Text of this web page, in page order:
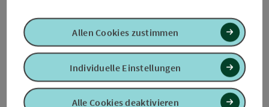
Anreise/Lage
Eignung
BarrierefreiheitAlle Cookies deaktivieren
Individuelle Einstellungen
Allen Cookies zustimmen